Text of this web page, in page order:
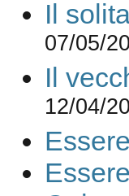
Il
07/05/
Il
12/04/